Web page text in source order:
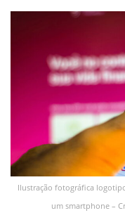
Ilustração fotográfica
um smartphone –